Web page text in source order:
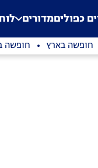
Application error: a
. כפוליםמדורים
חופשה בארץ חופשה